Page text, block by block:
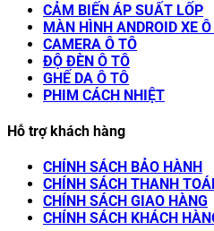
CẢM BIẾN ÁP SUẤT LỐP
MÀN HÌNH ANDROID XE
CAMERA Ô TÔ
ĐỘ ĐÈN Ô TÔ
GHẾ DA Ô TÔ
PHIM CÁCH NHIỆT
Hỗ trợ khách hàng
CHÍNH SÁCH BẢO HÀNH
CHÍNH SÁCH THANH
CHÍNH SÁCH GIAO HÀNG
CHÍNH SÁCH KHÁCH